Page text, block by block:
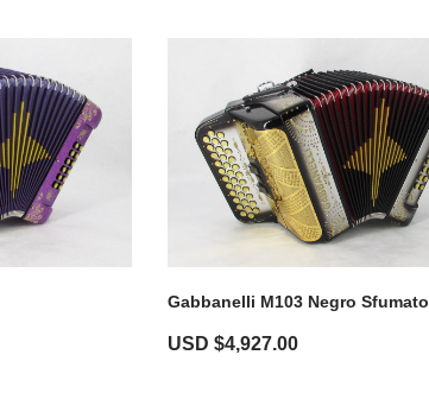
Gabbanelli M103 Negro Sfumato
USD $4,927.00